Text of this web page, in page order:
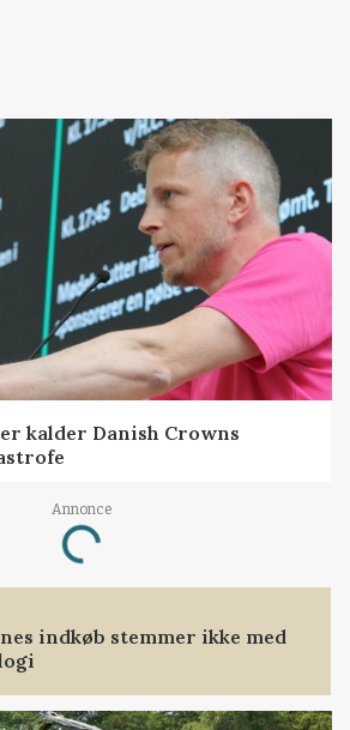
kalder Danish Crowns
Annonce
Loading...
indkøb stemmer ikke med